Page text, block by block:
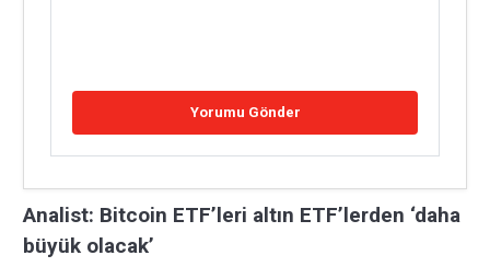
Analist: Bitcoin ETF’leri altın ETF’lerden ‘daha
büyük olacak’